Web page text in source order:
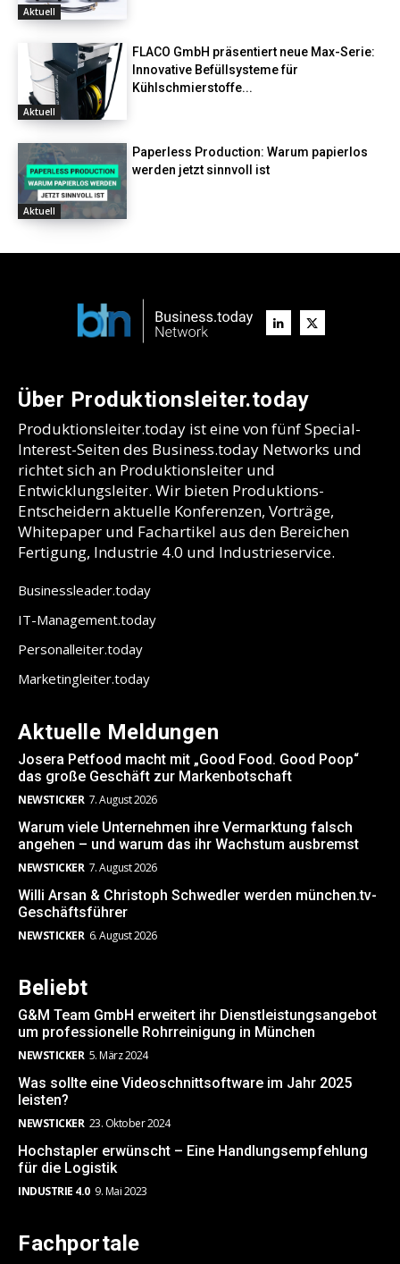
Aktuell
Aktuell
FLACO GmbH präsentiert neue Max-Serie:
Innovative Befüllsysteme für
Kühlschmierstoffe...
Aktuell
Paperless Production: Warum papierlos
werden jetzt sinnvoll ist
Über Produktionsleiter.today
Produktionsleiter.today ist eine von fünf Special-
Interest-Seiten des Business.today Networks und
richtet sich an Produktionsleiter und
Entwicklungsleiter. Wir bieten Produktions-
Entscheidern aktuelle Konferenzen, Vorträge,
Whitepaper und Fachartikel aus den Bereichen
Fertigung, Industrie 4.0 und Industrieservice.
Businessleader.today
IT-Management.today
Personalleiter.today
Marketingleiter.today
Aktuelle Meldungen
Josera Petfood macht mit „Good Food. Good Poop“
das große Geschäft zur Markenbotschaft
NEWSTICKER 7. August 2026
Warum viele Unternehmen ihre Vermarktung falsch
angehen – und warum das ihr Wachstum ausbremst
NEWSTICKER 7. August 2026
Willi Arsan & Christoph Schwedler werden münchen.tv-
Geschäftsführer
NEWSTICKER 6. August 2026
Beliebt
G&M Team GmbH erweitert ihr Dienstleistungsangebot
um professionelle Rohrreinigung in München
NEWSTICKER 5. März 2024
Was sollte eine Videoschnittsoftware im Jahr 2025
leisten?
NEWSTICKER 23. Oktober 2024
Hochstapler erwünscht – Eine Handlungsempfehlung
für die Logistik
INDUSTRIE 4.0 9. Mai 2023
Fachportale